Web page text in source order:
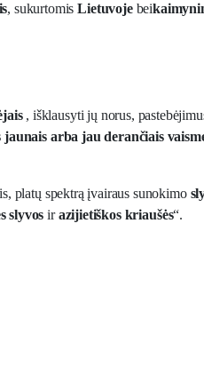
, sukurtomisLietuvojebei
, išklausyti jų norus,
arba jau derančiais
platų spektrą įvairaus sunokimo
slyvos irazijietiškos kriaušės“.